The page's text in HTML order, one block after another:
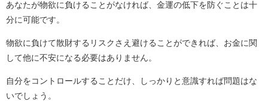
あなたが物欲に負けることがなければ、金運の低下を防ぐことは十
分に可能です。
物欲に負けて散財するリスクさえ避けることができれば、お金に関
して他に不安になる必要はありません。
自分をコントロールすることだけ、しっかりと意識すれば問題はな
いでしょう。